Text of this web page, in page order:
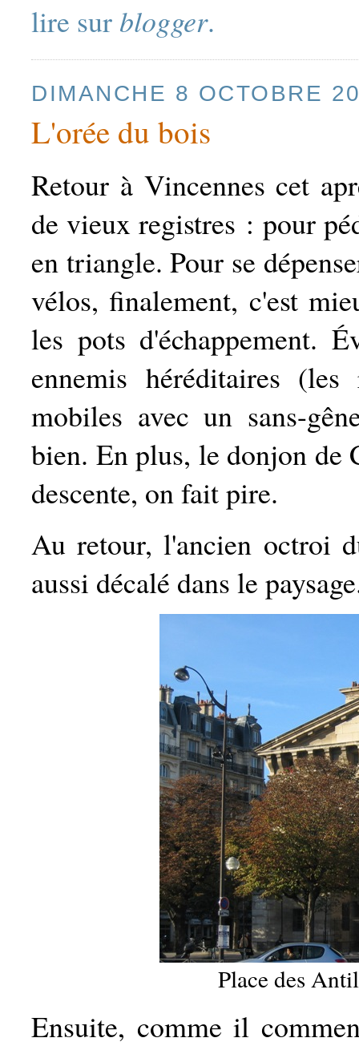
lire sur blogger.
DIMANCHE 8 OCTOBRE
L'orée du bois
Retour à Vincennes cet
de vieux registres : pour
en triangle. Pour se
vélos, finalement, c'est
les pots d'échappement.
ennemis héréditaires
mobiles avec un sans-
bien. En plus, le donjon de
descente, on fait pire.
Au retour, l'ancien octroi
aussi décalé dans le
Place des
Ensuite, comme il